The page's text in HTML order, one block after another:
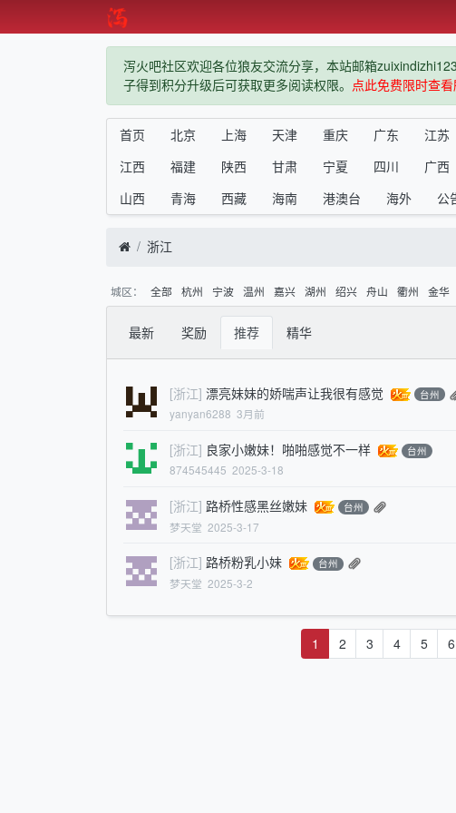
泻火吧社区欢迎各位狼友交流分享，本站邮箱
子得到积分升级后可获取更多阅读权限。 点此免费限时查
首页 北京 上海 天津 重庆 广东 江苏
江西
福建 陕西 甘肃 宁夏 四川 广西
山西
青海 西藏 海南 港澳台 海外 公
浙江
城区： 全部 杭州 宁波 温州 嘉兴 湖州 绍兴 舟山 衢州 金华
最新 奖励 推荐 精华
[浙江] 漂亮妹妹的娇喘声让我很有感觉 台州
yanyan6288 3月前
[浙江] 良家小嫩妹！啪啪感觉不一样 台州
874545445 2025-3-18
[浙江] 路桥性感黑丝嫩妹 台州
梦天堂 2025-3-17
[浙江] 路桥粉乳小妹 台州
梦天堂 2025-3-2
1 2 3 4 5 6